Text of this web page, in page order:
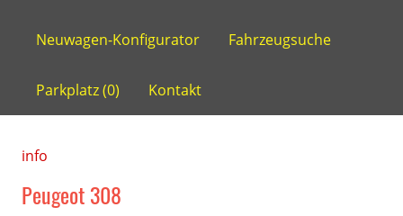
Neuwagen-Konfigurator Fahrzeugsuche
Parkplatz (0) Kontakt
info
Peugeot 308